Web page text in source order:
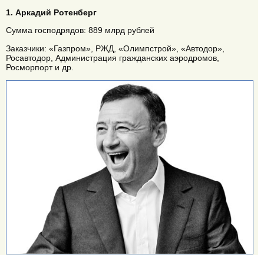
1. Аркадий Ротенберг
Сумма господрядов: 889 млрд рублей
Заказчики: «Газпром», РЖД, «Олимпстрой», «Автодор»,
Росавтодор, Администрация гражданских аэродромов,
Росморпорт и др.